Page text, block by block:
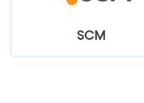
SCM